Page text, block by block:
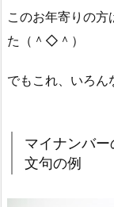
このお年寄りの方
た（＾◇＾）
でもこれ、いろん
マイナンバ
文句の例